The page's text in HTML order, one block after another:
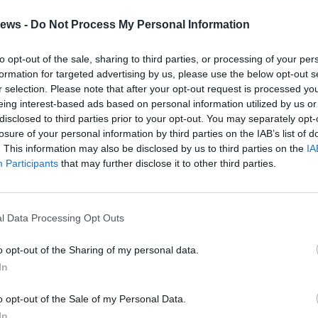
- Do Not Process My Personal Information
opt-out of the sale, sharing to third parties, or processing of your
for targeted advertising by us, please use the below opt-out
selection. Please note that after your opt-out request is processed
interest-based ads based on personal information utilized by us
to third parties prior to your opt-out. You may separately
of your personal information by third parties on the IAB’s list of
This information may also be disclosed by us to third parties on the
Participants that may further disclose it to other third parties.
Data Processing Opt Outs
opt-out of the Sharing of my personal data.
opt-out of the Sale of my Personal Data.
maschili iscritte e due le femminili
il nome del sindaco di Luino Andrea
colori del “Caffè Clerici”, così si chiama la
nome.
il Circolo dei Sardi di Marchirolo (che ha
il cui ricavato verrà devoluto al progetto)
svizzera dove Giuseppe Serra
comunali di Luino e Brissago
così suddivisi: 1°, 2°, 3°, 4°
di Luino. Al miglior portiere e
coppe di partecipazione offerte dal comune
le due squadre femminili. Trofeo